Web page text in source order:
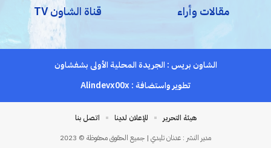
مقالات وأراء
قناة الشاون TV
الشاون بريس : الجريدة المحلية الأولى بشفشاون
تطوير واستضافة : Alindevx00x
مدير النشر : عدنان تليدي | جميع الحقوق محفوظة © 2023
هيئة التحرير للإعلان لدينا اتصل بنا